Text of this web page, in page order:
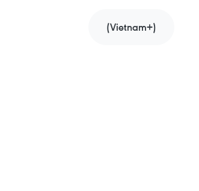
(Vietnam+)